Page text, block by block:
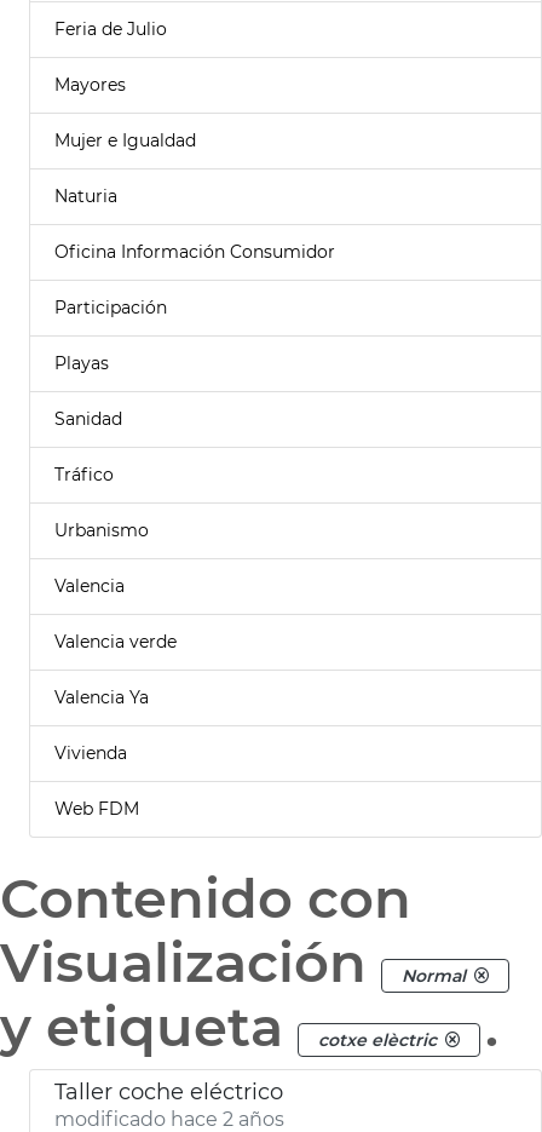
Feria de Julio
Mayores
Mujer e Igualdad
Naturia
Oficina Información Consumidor
Participación
Playas
Sanidad
Tráfico
Urbanismo
Valencia
Valencia verde
Valencia Ya
Vivienda
Web FDM
Contenido con
Visualización
Normal
y etiqueta cotxe elèctric .
Taller coche eléctrico
modificado hace 2 años